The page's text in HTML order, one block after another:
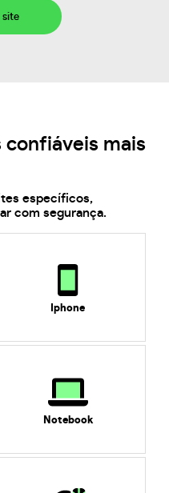
site
confiáveis mais
específicos,
com segurança.
Iphone
Notebook